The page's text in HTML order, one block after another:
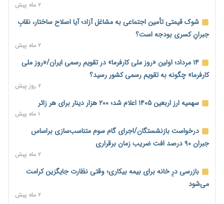
ترمز تولید خودرو کشیده شد؛ افت ۲۵ درصدی تیراژ ایران‌خودرو،
سایپا و پارس‌خودرو
نماینده مجلس: توسعه مرزهای زمینی به راهبرد تأمین کالاهای
خانه کارگر قزوین: شکاف دستمزد و هزینه معیشت هر روز عمیق‌تر
می‌شود
رئیس سازمان امور مالیاتی: بلاگرهای پردرآمد مشمول پرداخت
مالیات هستند
پیش‌بینی افزایش تولید برنج؛ نیاز وارداتی کشور به ۵۰۰ هزار تن
۲ ماه پیش
شوک قیمتی تأمین اجتماعی به مشاغل آزاد؛ آیا اصلاح ساختار، نقابِ
جبرانِ کسری بودجه است؟
۲ ماه پیش
۱۴ مرداد؛ اولین «روز ملی کارفرما» در تقویم رسمی ایران/«روز ملی
کارفرما» چگونه به تقویم رسمی کشور رسید؟
۲ روز پیش
سهمیه ارز اربعین ۱۴۰۵ اعلام شد؛ ۲۰۰ هزار دینار برای هر زائر
۱ ماه پیش
درخواست بازنشستگان/اجرای گام سوم متناسب‌سازی براساس
جبران ۹۰ درصد افت ضریب زمان برقراری
۲ ماه پیش
بازرسی درِ خانه برای بیمه بیکاری؛ وقتی نظارت جایگزین کرامت
می‌شود
۲ ماه پیش